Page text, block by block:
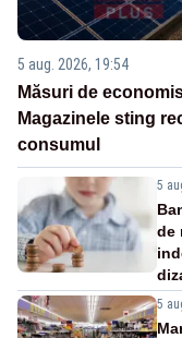
5 aug. 2026, 19:54
Măsuri de
Magazinele sting
consumul
5
de
5